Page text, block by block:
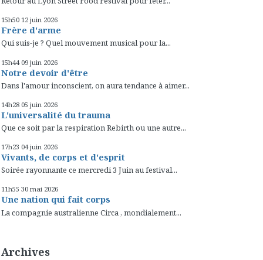
15h50 12 juin 2026
Frère d'arme
Qui suis-je ? Quel mouvement musical pour la...
15h44 09 juin 2026
Notre devoir d'être
Dans l'amour inconscient, on aura tendance à aimer...
14h28 05 juin 2026
L'universalité du trauma
Que ce soit par la respiration Rebirth ou une autre...
17h23 04 juin 2026
Vivants, de corps et d'esprit
Soirée rayonnante ce mercredi 3 Juin au festival...
11h55 30 mai 2026
Une nation qui fait corps
La compagnie australienne Circa , mondialement...
Archives